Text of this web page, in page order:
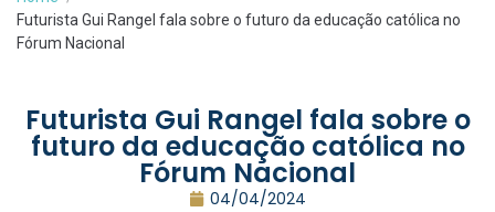
Futurista Gui Rangel fala sobre o futuro da educação católica no
Fórum Nacional
Futurista Gui Rangel fala sobre o
futuro da educação católica no
Fórum Nacional
04/04/2024